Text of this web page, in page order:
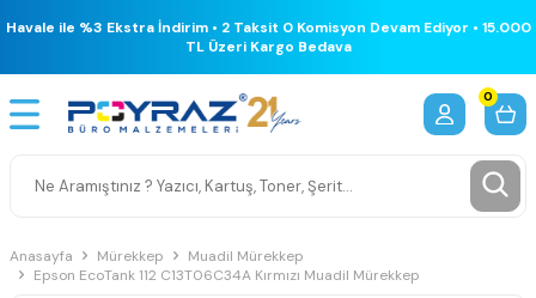
Havale ile %3 Ekstra İndirim • 2 Taksit 0 Komisyon Devam Ediyor • 15.000
TL Üzeri Kargo Bedava
0
Anasayfa Mürekkep
Muadil Mürekkep
Epson EcoTank 112 C13T06C34A Kırmızı Muadil Mürekkep